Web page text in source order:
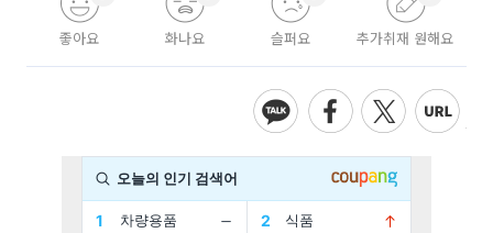
좋아요 화나요 슬퍼요 추가취재 원해요